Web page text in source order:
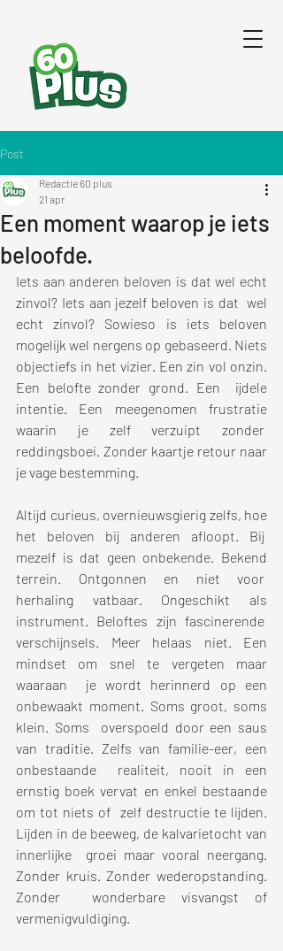
Post
Een moment waarop je iets
beloofde.
Redactie 60 plus
21 apr
Iets aan anderen beloven is dat wel echt
zinvol? Iets aan jezelf beloven is dat  wel
echt zinvol? Sowieso is iets beloven
mogelijk wel nergens op gebaseerd. Niets
objectiefs in het vizier. Een zin vol onzin.
Een belofte zonder grond. Een  ijdele
intentie. Een meegenomen frustratie
waarin je zelf verzuipt zonder
reddingsboei. Zonder kaartje retour naar
je vage bestemming.
Altijd curieus, overnieuwsgierig zelfs, hoe
het beloven bij anderen afloopt. Bij
mezelf is dat geen onbekende. Bekend
terrein. Ontgonnen en niet voor
herhaling vatbaar. Ongeschikt als
instrument. Beloftes zijn fascinerende
verschijnsels. Meer helaas niet. Een
mindset om snel te vergeten maar
waaraan  je wordt herinnerd op een
onbewaakt moment. Soms groot, soms
klein. Soms  overspoeld door een saus
van traditie. Zelfs van familie-eer, een
onbestaande  realiteit, nooit in een
ernstig boek vervat en enkel bestaande
om tot niets of  zelf destructie te lijden.
Lijden in de beeweg, de kalvarietocht van
innerlijke  groei maar vooral neergang.
Zonder kruis. Zonder wederopstanding.
Zonder  wonderbare visvangst of
vermenigvuldiging.